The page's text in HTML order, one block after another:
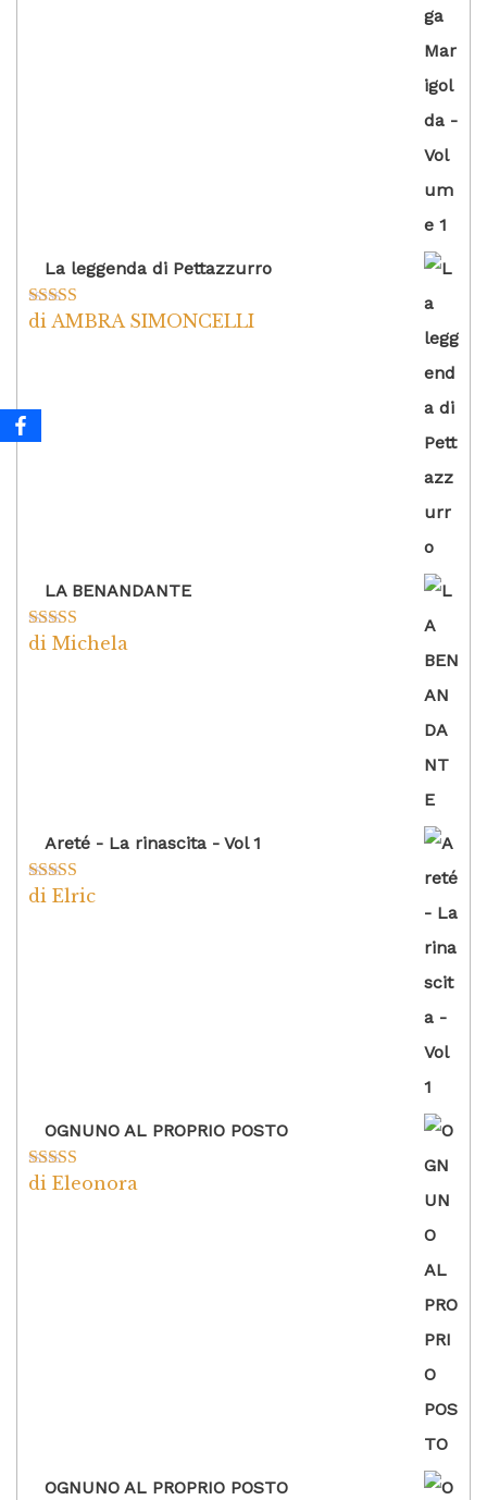
La leggenda di Pettazzurro
Valutato5su
di AMBRA SIMONCELLI
LA BENANDANTE
Valutato5su
di Michela
Areté - La rinascita - Vol 1
Valutato5
di Elric
OGNUNO AL PROPRIO POSTO
Valutato5su
di Eleonora
OGNUNO AL PROPRIO POSTO